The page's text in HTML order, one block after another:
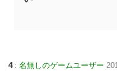
4 :名無しのゲームユーザー